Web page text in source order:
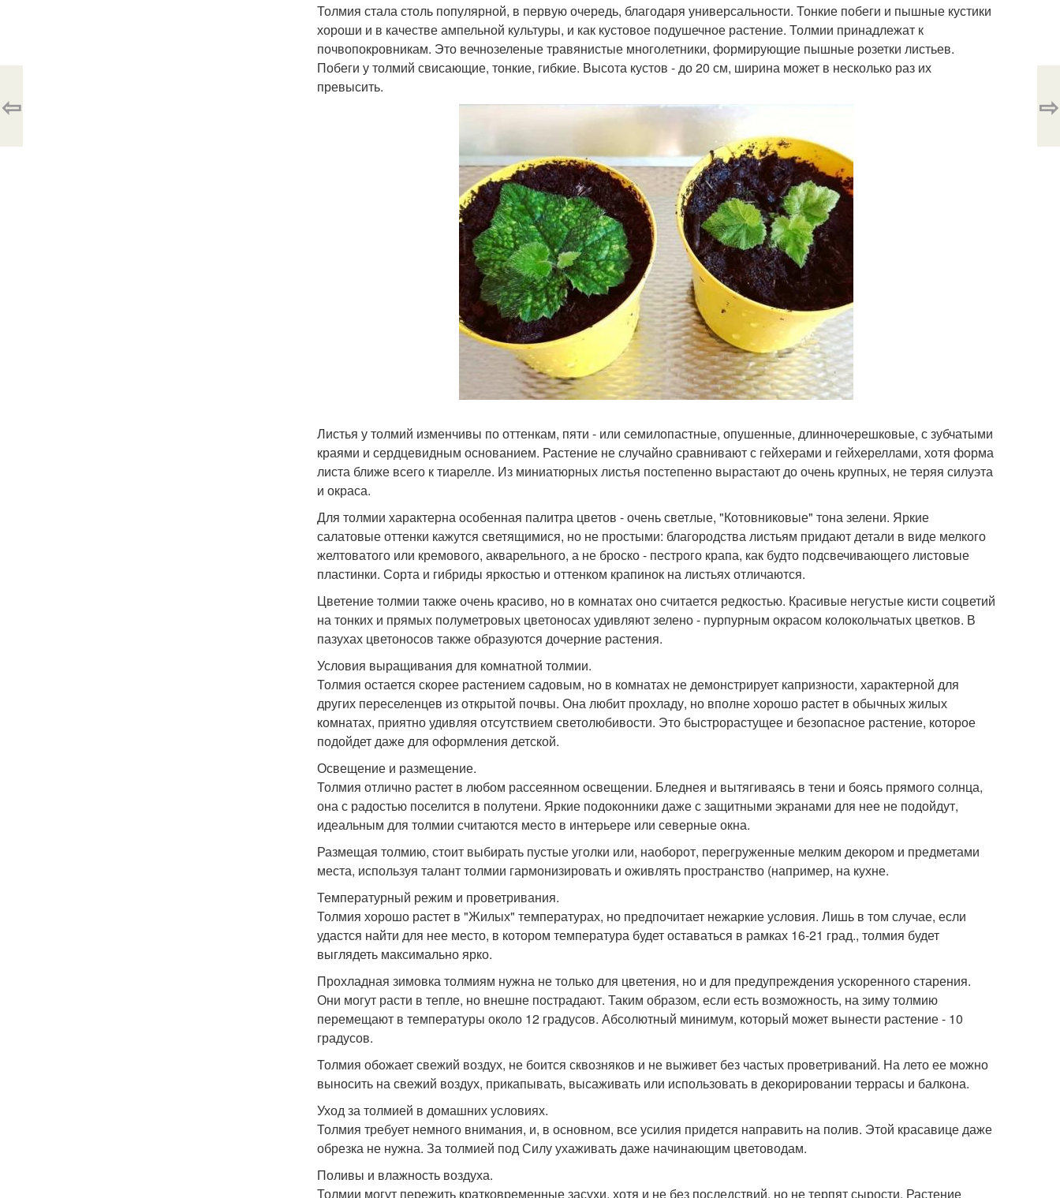
Толмия стала столь популярной, в первую очередь, благодаря универсальности. Тонкие побеги и пышные кустики
хороши и в качестве ампельной культуры, и как кустовое подушечное растение. Толмии принадлежат к
почвопокровникам. Это вечнозеленые травянистые многолетники, формирующие пышные розетки листьев.
Побеги у толмий свисающие, тонкие, гибкие. Высота кустов - до 20 см, ширина может в несколько раз их
превысить.
Листья у толмий изменчивы по оттенкам, пяти - или семилопастные, опушенные, длинночерешковые, с зубчатыми
краями и сердцевидным основанием. Растение не случайно сравнивают с гейхерами и гейхереллами, хотя форма
листа ближе всего к тиарелле. Из миниатюрных листья постепенно вырастают до очень крупных, не теряя силуэта
и окраса.
Для толмии характерна особенная палитра цветов - очень светлые, "Котовниковые" тона зелени. Яркие
салатовые оттенки кажутся светящимися, но не простыми: благородства листьям придают детали в виде мелкого
желтоватого или кремового, акварельного, а не броско - пестрого крапа, как будто подсвечивающего листовые
пластинки. Сорта и гибриды яркостью и оттенком крапинок на листьях отличаются.
Цветение толмии также очень красиво, но в комнатах оно считается редкостью. Красивые негустые кисти соцветий
на тонких и прямых полуметровых цветоносах удивляют зелено - пурпурным окрасом колокольчатых цветков. В
пазухах цветоносов также образуются дочерние растения.
Условия выращивания для комнатной толмии.
Толмия остается скорее растением садовым, но в комнатах не демонстрирует капризности, характерной для
других переселенцев из открытой почвы. Она любит прохладу, но вполне хорошо растет в обычных жилых
комнатах, приятно удивляя отсутствием светолюбивости. Это быстрорастущее и безопасное растение, которое
подойдет даже для оформления детской.
Освещение и размещение.
Толмия отлично растет в любом рассеянном освещении. Бледнея и вытягиваясь в тени и боясь прямого солнца,
она с радостью поселится в полутени. Яркие подоконники даже с защитными экранами для нее не подойдут,
идеальным для толмии считаются место в интерьере или северные окна.
Размещая толмию, стоит выбирать пустые уголки или, наоборот, перегруженные мелким декором и предметами
места, используя талант толмии гармонизировать и оживлять пространство (например, на кухне.
Температурный режим и проветривания.
Толмия хорошо растет в "Жилых" температурах, но предпочитает нежаркие условия. Лишь в том случае, если
удастся найти для нее место, в котором температура будет оставаться в рамках 16-21 град., толмия будет
выглядеть максимально ярко.
Прохладная зимовка толмиям нужна не только для цветения, но и для предупреждения ускоренного старения.
Они могут расти в тепле, но внешне пострадают. Таким образом, если есть возможность, на зиму толмию
перемещают в температуры около 12 градусов. Абсолютный минимум, который может вынести растение - 10
градусов.
Толмия обожает свежий воздух, не боится сквозняков и не выживет без частых проветриваний. На лето ее можно
выносить на свежий воздух, прикапывать, высаживать или использовать в декорировании террасы и балкона.
Уход за толмией в домашних условиях.
Толмия требует немного внимания, и, в основном, все усилия придется направить на полив. Этой красавице даже
обрезка не нужна. За толмией под Силу ухаживать даже начинающим цветоводам.
Поливы и влажность воздуха.
Толмии могут пережить кратковременные засухи, хотя и не без последствий, но не терпят сырости. Растение
⇦ ⇨